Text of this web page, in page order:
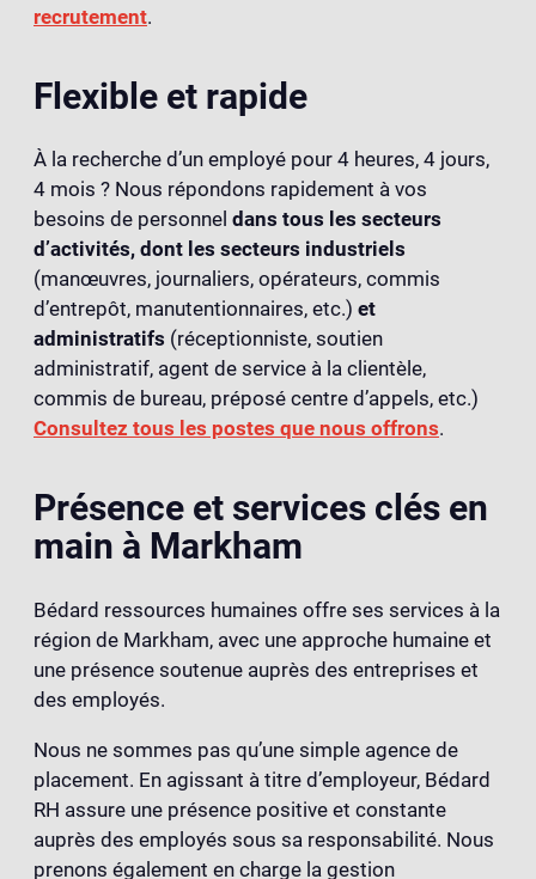
recrutement.
Flexible et rapide
À la recherche d’un employé pour 4 heures, 4 jours,
4 mois ? Nous répondons rapidement à vos
besoins de personnel dans tous les secteurs
d’activités, dont les secteurs industriels
(manœuvres, journaliers, opérateurs, commis
d’entrepôt, manutentionnaires, etc.) et
administratifs (réceptionniste, soutien
administratif, agent de service à la clientèle,
commis de bureau, préposé centre d’appels, etc.)
Consultez tous les postes que nous offrons.
Présence et services clés en
main à Markham
Bédard ressources humaines offre ses services à la
région de Markham, avec une approche humaine et
une présence soutenue auprès des entreprises et
des employés.
Nous ne sommes pas qu’une simple agence de
placement. En agissant à titre d’employeur, Bédard
RH assure une présence positive et constante
auprès des employés sous sa responsabilité. Nous
prenons également en charge la gestion